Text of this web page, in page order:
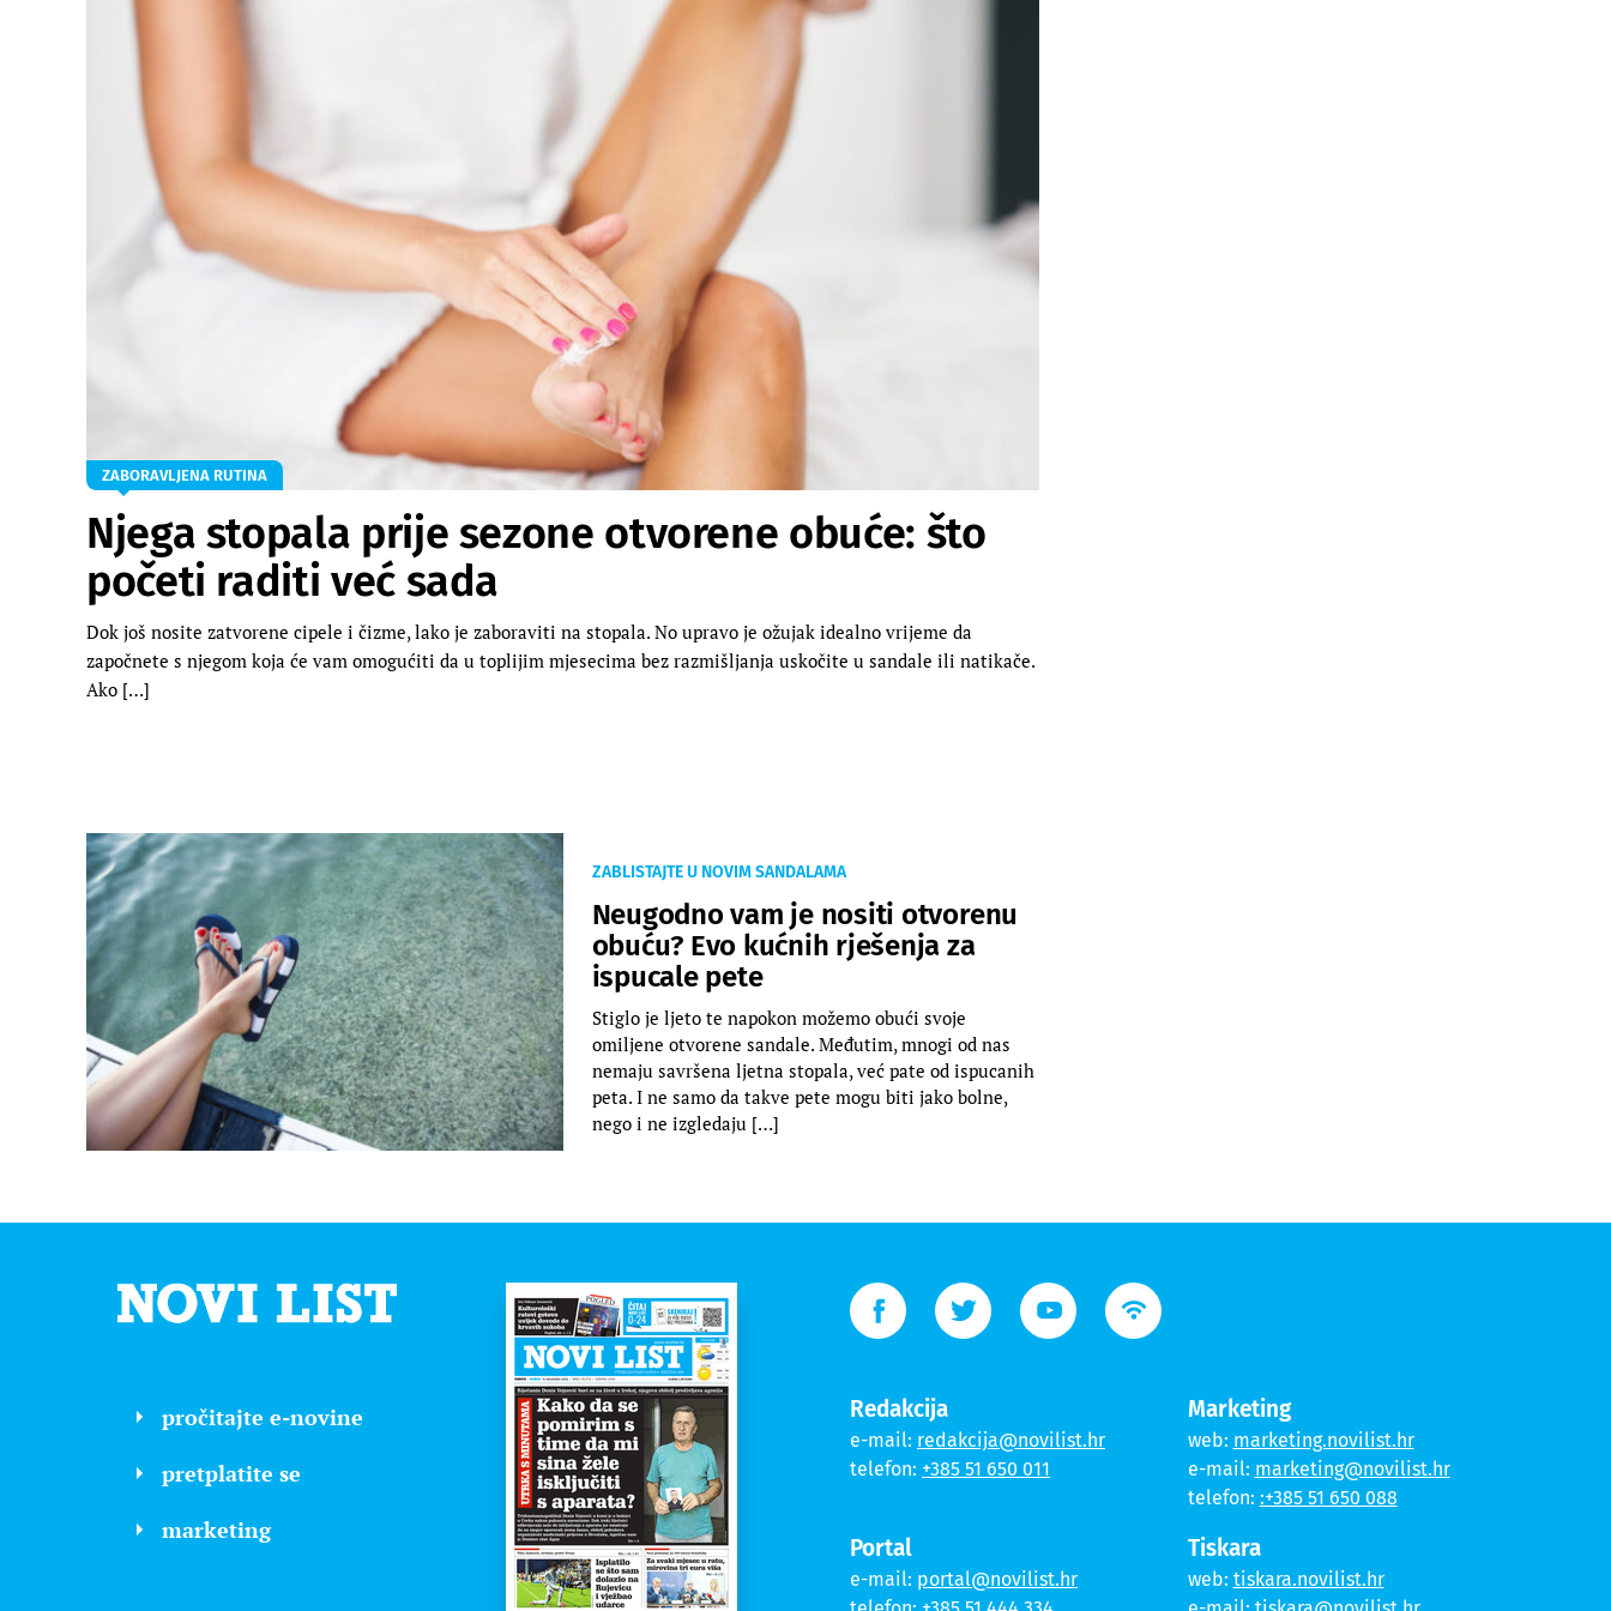
ZABORAVLJENA RUTINA
Njega stopala prije sezone otvorene obuće: što
početi raditi već sada
Dok još nosite zatvorene cipele i čizme, lako je zaboraviti na stopala. No upravo je ožujak idealno vrijeme da
započnete s njegom koja će vam omogućiti da u toplijim mjesecima bez razmišljanja uskočite u sandale ili natikače.
Ako […]
ZABLISTAJTE U NOVIM SANDALAMA
Neugodno vam je nositi otvorenu
obuću? Evo kućnih rješenja za
ispucale pete
Stiglo je ljeto te napokon možemo obući svoje
omiljene otvorene sandale. Međutim, mnogi od nas
nemaju savršena ljetna stopala, već pate od ispucanih
peta. I ne samo da takve pete mogu biti jako bolne,
nego i ne izgledaju […]
pročitajte e-novine
pretplatite se
marketing
Redakcija
e-mail: redakcija@novilist.hr
telefon: +385 51 650 011
Portal
e-mail: portal@novilist.hr
Marketing
web: marketing.novilist.hr
e-mail: marketing@novilist.hr
telefon: :+385 51 650 088
Tiskara
web: tiskara.novilist.hr